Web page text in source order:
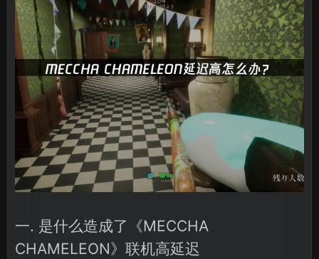
一. 是什么造成了《MECCHA
CHAMELEON》联机高延迟